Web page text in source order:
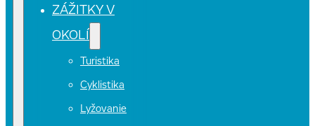
ZÁŽITKY V
OKOLÍ
Turistika
Cyklistika
Lyžovanie